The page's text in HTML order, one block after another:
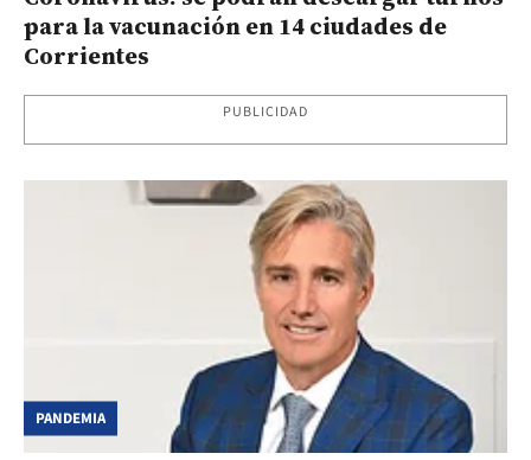
para la vacunación en 14 ciudades de
Corrientes
PUBLICIDAD
PANDEMIA